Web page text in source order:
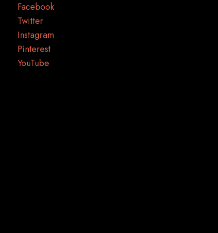
Facebook
Twitter
Instagram
Pinterest
YouTube